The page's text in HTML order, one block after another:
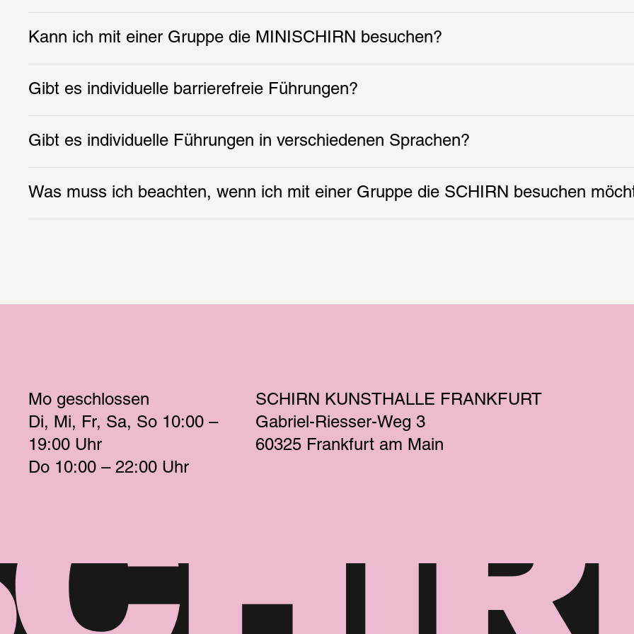
Kann ich mit einer Gruppe die MINISCHIRN besuchen?
Gibt es individuelle barrierefreie Führungen?
Gibt es individuelle Führungen in verschiedenen Sprachen?
Was muss ich beachten, wenn ich mit einer Gruppe die SCHIRN besuchen
Mo geschlossen
Di
Mi Fr Sa So 10:00 –
19:00 Uhr
Do 10:00 – 22:00 Uhr
SCHIRN KUNSTHALLE FRANKFURT
Gabriel-Riesser-Weg 3
60325 Frankfurt am Main